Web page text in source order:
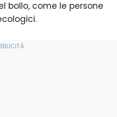
bollo, come le persone